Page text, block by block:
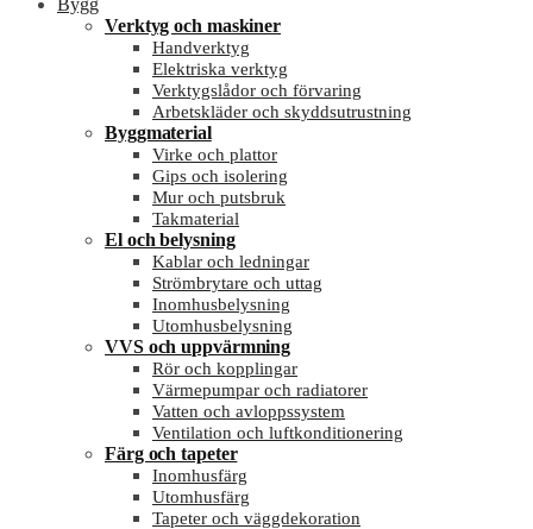
Verktyg och maskiner
Handverktyg
Elektriska verktyg
Verktygslådor och förvaring
Arbetskläder och skyddsutrustning
Byggmaterial
Virke och plattor
Gips och isolering
Mur och putsbruk
Takmaterial
El och belysning
Kablar och ledningar
Strömbrytare och uttag
Inomhusbelysning
Utomhusbelysning
VVS och uppvärmning
Rör och kopplingar
Värmepumpar och radiatorer
Vatten och avloppssystem
Ventilation och luftkonditionering
Färg och tapeter
Inomhusfärg
Utomhusfärg
Tapeter och väggdekoration